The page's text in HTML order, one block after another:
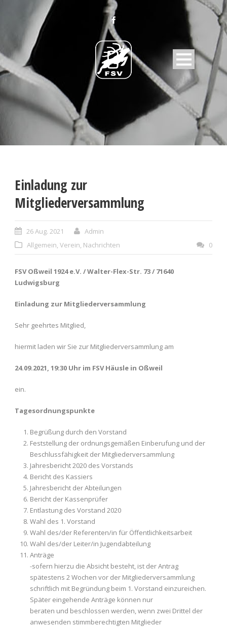
Einladung zur
Mitgliederversammlung
26 Aug. 2021
Admin
Allgemein, Verein, Nachrichten 0
FSV Oßweil 1924 e.V. / Walter-Flex-Str. 73 / 71640
Ludwigsburg
Einladung zur Mitgliederversammlung
Sehr geehrtes Mitglied,
hiermit laden wir Sie zur Mitgliederversammlung am
24.09.2021, 19:30 Uhr im FSV Häusle in Oßweil
ein.
Tagesordnungspunkte
Begrüßung durch den Vorstand
Feststellung der ordnungsgemäßen Einberufung und der
Beschlussfähigkeit der Mitgliederversammlung
Jahresbericht 2020 des Vorstands
Bericht des Kassiers
Jahresbericht der Abteilungen
Bericht der Kassenprüfer
Entlastung des Vorstand 2020
Wahl des 1. Vorstand
Wahl des/der Referenten/in für Öffentlichkeitsarbeit
Wahl des/der Leiter/in Jugendabteilung
Anträge
-sofern hierzu die Absicht besteht, ist der Antrag
spätestens 2 Wochen vor der Mitgliederversammlung
schriftlich mit Begründung beim 1. Vorstand einzureichen.
Später eingehende Anträge können nur
beraten und beschlossen werden, wenn zwei Drittel der
anwesenden stimmberechtigten Mitglieder